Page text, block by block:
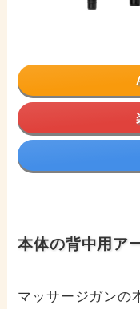
本体の背中用ア
マッサージガンの